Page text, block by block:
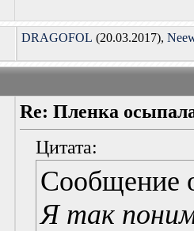
DRAGOFOL (20.03.2017),
Re: Пленка
Цитата:
Сообщение
Я так